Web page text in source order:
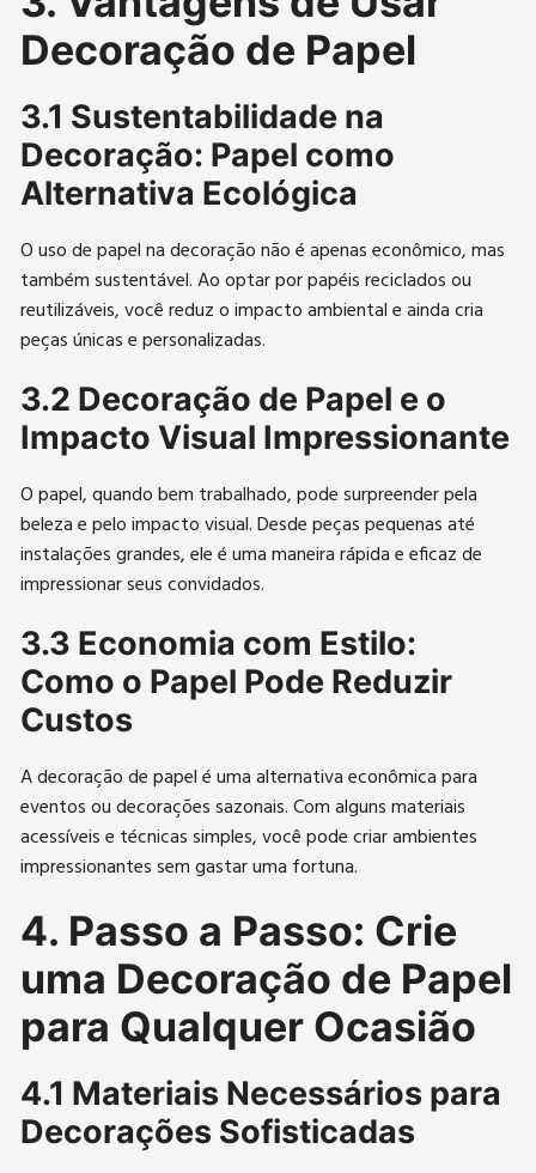
Decoração de Papel
3.1 Sustentabilidade na
Decoração: Papel como
Alternativa Ecológica
O uso de papel na decoração não é apenas econômico, mas
também sustentável. Ao optar por papéis reciclados ou
reutilizáveis, você reduz o impacto ambiental e ainda cria
peças únicas e personalizadas.
3.2 Decoração de Papel e o
Impacto Visual Impressionante
O papel, quando bem trabalhado, pode surpreender pela
beleza e pelo impacto visual. Desde peças pequenas até
instalações grandes, ele é uma maneira rápida e eficaz de
impressionar seus convidados.
3.3 Economia com Estilo:
Como o Papel Pode Reduzir
Custos
A decoração de papel é uma alternativa econômica para
eventos ou decorações sazonais. Com alguns materiais
acessíveis e técnicas simples, você pode criar ambientes
impressionantes sem gastar uma fortuna.
4. Passo a Passo: Crie
uma Decoração de Papel
para Qualquer Ocasião
4.1 Materiais Necessários para
Decorações Sofisticadas